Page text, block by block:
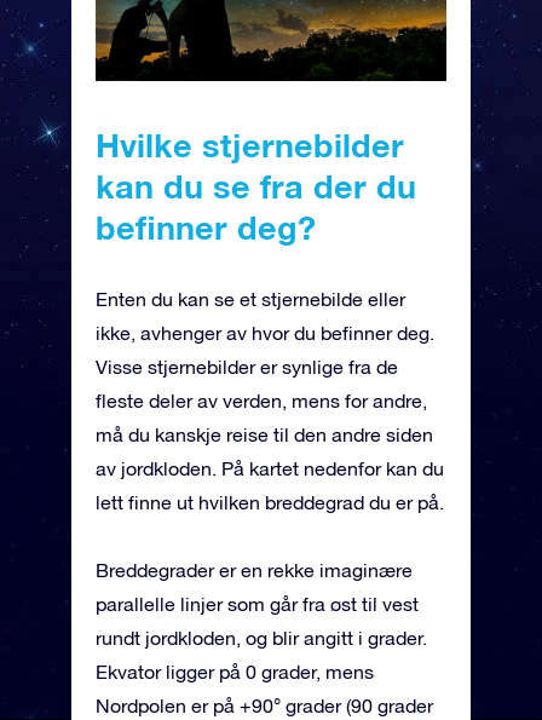
Hvilke stjernebilder
kan du se fra der du
befinner deg?
Enten du kan se et stjernebilde eller
ikke, avhenger av hvor du befinner deg.
Visse stjernebilder er synlige fra de
fleste deler av verden, mens for andre,
må du kanskje reise til den andre siden
av jordkloden. På kartet nedenfor kan du
lett finne ut hvilken breddegrad du er på.
Breddegrader er en rekke imaginære
parallelle linjer som går fra øst til vest
rundt jordkloden, og blir angitt i grader.
Ekvator ligger på 0 grader, mens
Nordpolen er på +90° grader (90 grader